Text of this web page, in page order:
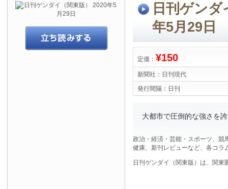
日刊ゲン
年5月29日
定価： ¥150
新聞社： 日刊現代
発行間隔： 日刊
大都市で圧倒的な強さを
政治・経済・芸能・スポーツ、競
健康、新刊レビューなど、各コラ
日刊ゲンダイ（関東版）は、関